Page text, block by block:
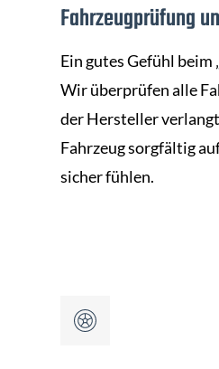
Fahrzeugprüfung
Ein gutes Gefühl beim
Wir überprüfen alle
der Hersteller
Fahrzeug sorgfältig
sicher fühlen.